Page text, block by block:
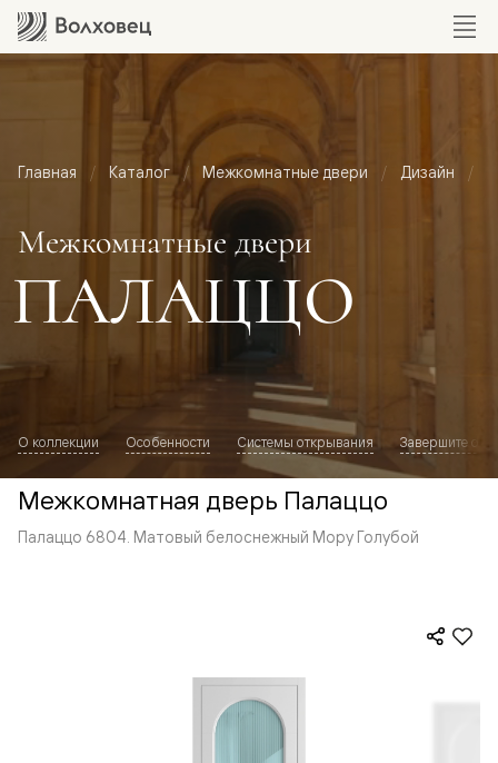
Главная Каталог Межкомнатные двери Дизайн
Межкомнатные двери
ПАЛАЦЦО
О коллекции Особенности Системы открывания Завершите
Межкомнатная дверь Палаццо
Палаццо 6804. Матовый белоснежный Мору Голубой